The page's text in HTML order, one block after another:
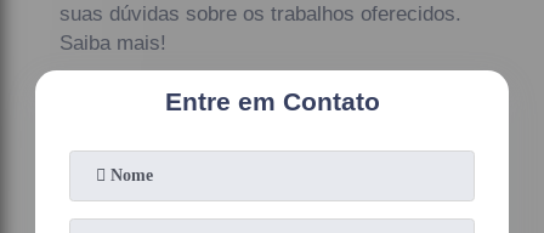
suas dúvidas sobre os trabalhos oferecidos.
Saiba mais!
Entre em Contato